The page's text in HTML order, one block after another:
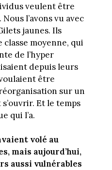
veulent être
l’avons vu avec
jaunes. Ils
moyenne, qui
de l’hyper
depuis leurs
être
sur un
Et le temps
qui l’a.
volé au
mais aujourd’hui,
aussi vulnérables